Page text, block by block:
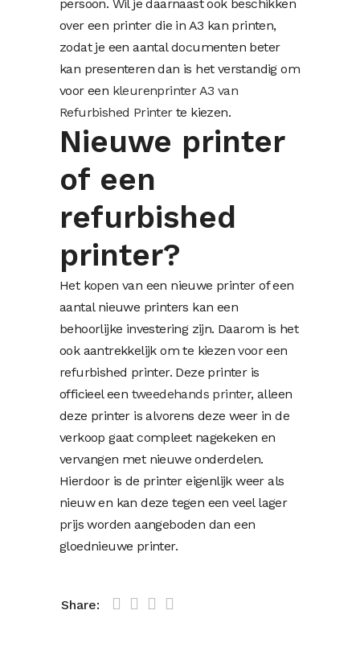
persoon. Wil je daarnaast ook beschikken
over een printer die in A3 kan printen,
zodat je een aantal documenten beter
kan presenteren dan is het verstandig om
voor een kleurenprinter A3 van
Refurbished Printerte kiezen.
Nieuwe printer
of een
refurbished
printer?
Het kopen van een nieuwe printer of een
aantal nieuwe printers kan een
behoorlijke investering zijn. Daarom is het
ook aantrekkelijk om te kiezen voor een
refurbished printer. Deze printer is
officieel een tweedehands printer, alleen
deze printer is alvorens deze weer in de
verkoop gaat compleet nagekeken en
vervangen met nieuwe onderdelen.
Hierdoor is de printer eigenlijk weer als
nieuw en kan deze tegen een veel lager
prijs worden aangeboden dan een
gloednieuwe printer.
Share: